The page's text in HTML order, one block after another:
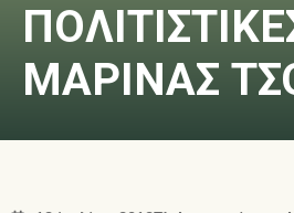
ΜΑΡΙΝΑΣ